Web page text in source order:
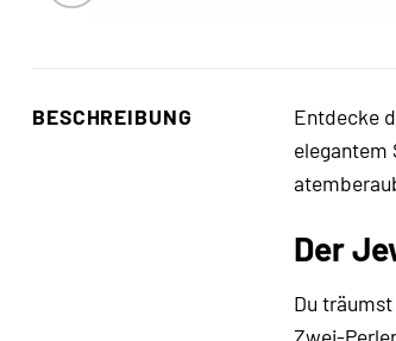
BESCHREIBUNG
Entdecke
elegantem
Der
Du